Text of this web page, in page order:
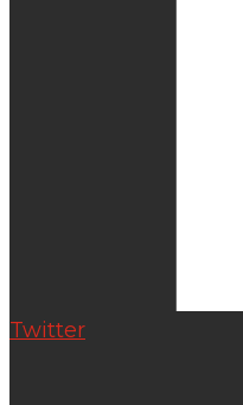
Twitter